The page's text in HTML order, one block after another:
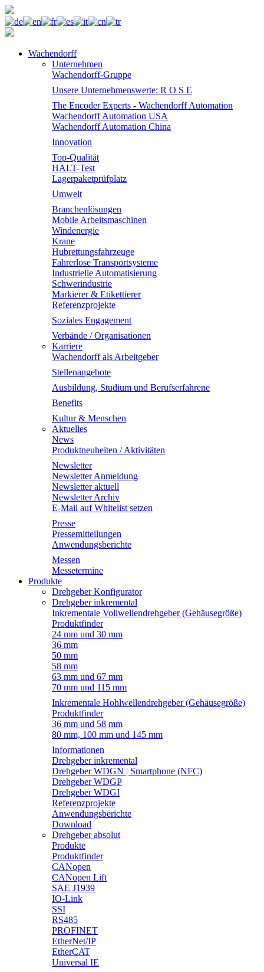
Wachendorff
Unternehmen
Wachendorff-Gruppe
Unsere Unternehmenswerte: R O S E
The Encoder Experts - Wachendorff Automation
Wachendorff Automation USA
Wachendorff Automation China
Innovation
Top-Qualität
HALT-Test
Lagerpaketprüfplatz
Umwelt
Branchenlösungen
Mobile Arbeitsmaschinen
Windenergie
Krane
Hubrettungsfahrzeuge
Fahrerlose Transportsysteme
Industrielle Automatisierung
Schwerindustrie
Markierer & Etikettierer
Referenzprojekte
Soziales Engagement
Verbände / Organisationen
Karriere
Wachendorff als Arbeitgeber
Stellenangebote
Ausbildung, Studium und Berufserfahrene
Benefits
Kultur & Menschen
Aktuelles
News
Produktneuheiten / Aktivitäten
Newsletter
Newsletter Anmeldung
Newsletter aktuell
Newsletter Archiv
E-Mail auf Whitelist setzen
Presse
Pressemitteilungen
Anwendungsberichte
Messen
Messetermine
Produkte
Drehgeber Konfigurator
Drehgeber inkremental
Inkrementale Vollwellendrehgeber (Gehäusegröße)
Produktfinder
24 mm und 30 mm
36 mm
50 mm
58 mm
63 mm und 67 mm
70 mm und 115 mm
Inkrementale Hohlwellendrehgeber (Gehäusegröße)
Produktfinder
36 mm und 58 mm
80 mm, 100 mm und 145 mm
Informationen
Drehgeber inkremental
Drehgeber WDGN | Smartphone (NFC)
Drehgeber WDGP
Drehgeber WDGI
Referenzprojekte
Anwendungsberichte
Download
Drehgeber absolut
Produkte
Produktfinder
CANopen
CANopen Lift
SAE J1939
IO-Link
SSI
RS485
PROFINET
EtherNet/IP
EtherCAT
Universal IE